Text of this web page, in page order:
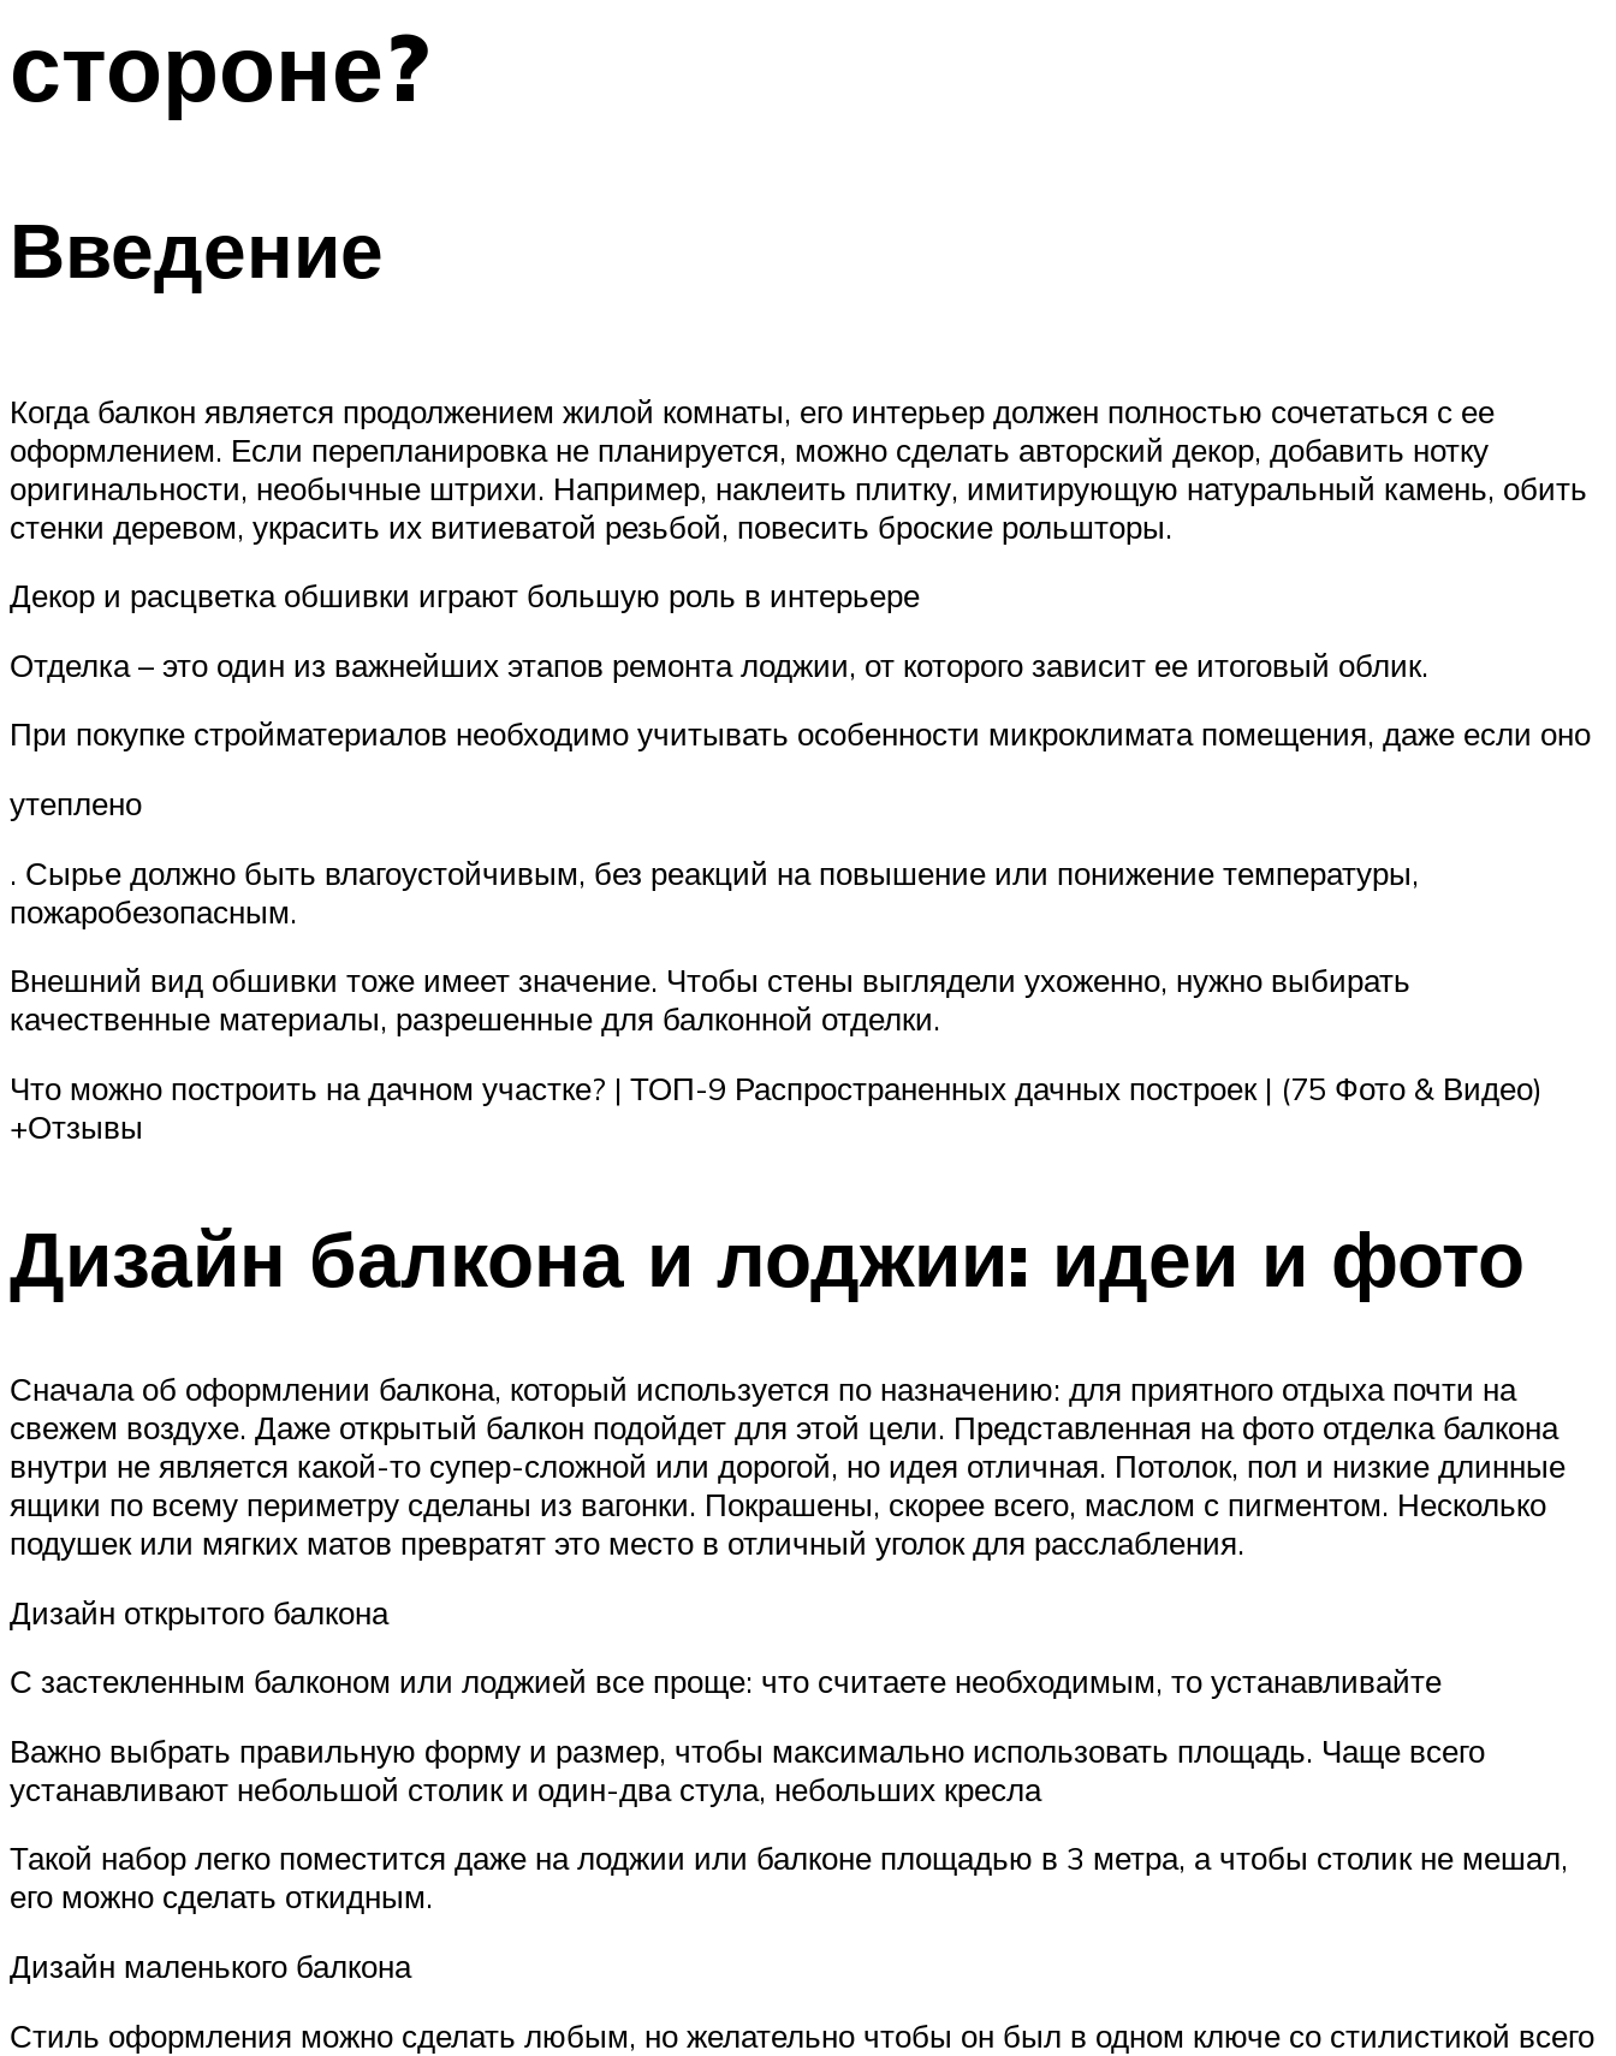
стороне?
Введение
Когда балкон является продолжением жилой комнаты, его интерьер должен полностью сочетаться с ее
оформлением. Если перепланировка не планируется, можно сделать авторский декор, добавить нотку
оригинальности, необычные штрихи. Например, наклеить плитку, имитирующую натуральный камень, обить
стенки деревом, украсить их витиеватой резьбой, повесить броские рольшторы.
Декор и расцветка обшивки играют большую роль в интерьере
Отделка – это один из важнейших этапов ремонта лоджии, от которого зависит ее итоговый облик.
При покупке стройматериалов необходимо учитывать особенности микроклимата помещения, даже если оно
утеплено
. Сырье должно быть влагоустойчивым, без реакций на повышение или понижение температуры,
пожаробезопасным.
Внешний вид обшивки тоже имеет значение. Чтобы стены выглядели ухоженно, нужно выбирать
качественные материалы, разрешенные для балконной отделки.
Что можно построить на дачном участке? | ТОП-9 Распространенных дачных построек | (75 Фото & Видео)
+Отзывы
Дизайн балкона и лоджии: идеи и фото
Сначала об оформлении балкона, который используется по назначению: для приятного отдыха почти на
свежем воздухе. Даже открытый балкон подойдет для этой цели. Представленная на фото отделка балкона
внутри не является какой-то супер-сложной или дорогой, но идея отличная. Потолок, пол и низкие длинные
ящики по всему периметру сделаны из вагонки. Покрашены, скорее всего, маслом с пигментом. Несколько
подушек или мягких матов превратят это место в отличный уголок для расслабления.
Дизайн открытого балкона
С застекленным балконом или лоджией все проще: что считаете необходимым, то устанавливайте
Важно выбрать правильную форму и размер, чтобы максимально использовать площадь. Чаще всего
устанавливают небольшой столик и один-два стула, небольших кресла
Такой набор легко поместится даже на лоджии или балконе площадью в 3 метра, а чтобы столик не мешал,
его можно сделать откидным.
Дизайн маленького балкона
Стиль оформления можно сделать любым, но желательно чтобы он был в одном ключе со стилистикой всего